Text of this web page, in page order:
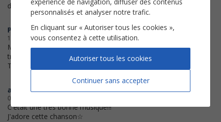
d'habitude !
Pierre
19-02-2024
Merci partition très claire,
transposition rapide et parfaite
Top!
adjani998
02-12-2020
C'était une très bonne musique!!!
J'adore cette chanson☆
personnalisés et analyser notre trafic.
En cliquant sur « Autoriser tous les cookies »,
vous consentez à cette utilisation.
Continuer sans accepter
Autoriser tous les cookies